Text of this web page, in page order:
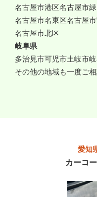
名古屋市港区名古屋市
名古屋市名東区名古屋
名古屋市北区
岐阜県
多治見市可児市土岐市
その他の地域も一度ご相
愛知
カーコ